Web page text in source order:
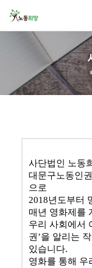
사단법인 노동
대문구노동인
으로
2018년도부터
매년 영화제를
우리 사회에서
권 ’을 알리는
있습니다.
영화를 통해 우